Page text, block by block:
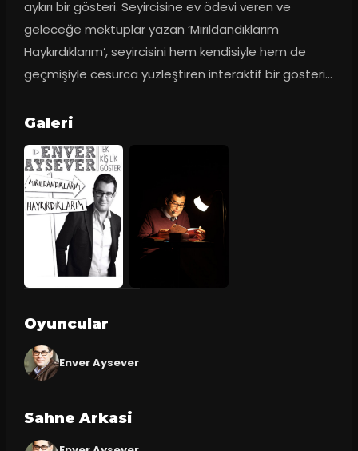
aykırı bir gösteri. Seyircisine ev ödevi veren ve
geleceğe mektuplar yazan ‘Mırıldandıklarım
Haykırdıklarım’, seyircisini hem kendisiyle hem de
geçmişiyle cesurca yüzleştiren interaktif bir gösteri...
Galeri
Oyuncular
Enver Aysever
Sahne Arkasi